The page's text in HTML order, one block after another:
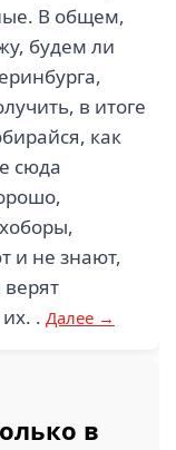
В общем,
будем ли
в итоге
как
сюда
и не знают,
. Далее →
в